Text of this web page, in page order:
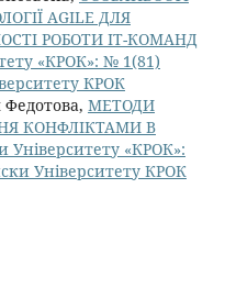
AGILE ДЛЯ
РОБОТИ ІТ-КОМАНД
«КРОК»: № 1(81)
КРОК
МЕТОДИ
КОНФЛІКТАМИ В
Університету «КРОК»:
Університету КРОК